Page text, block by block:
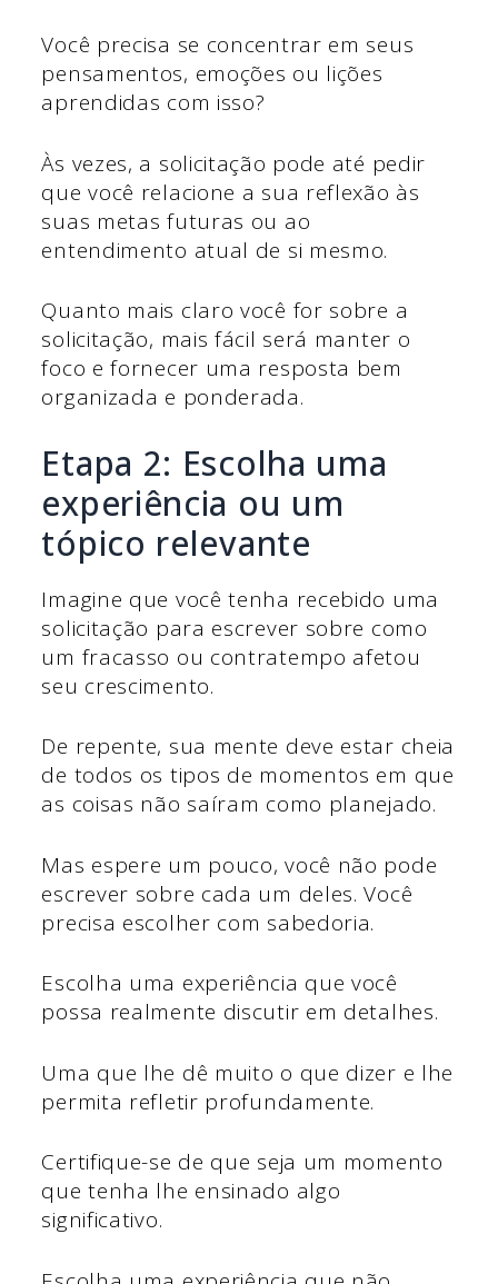
Você precisa se concentrar em seus
pensamentos, emoções ou lições
aprendidas com isso?
Às vezes, a solicitação pode até pedir
que você relacione a sua reflexão às
suas metas futuras ou ao
entendimento atual de si mesmo.
Quanto mais claro você for sobre a
solicitação, mais fácil será manter o
foco e fornecer uma resposta bem
organizada e ponderada.
Etapa 2: Escolha uma
experiência ou um
tópico relevante
Imagine que você tenha recebido uma
solicitação para escrever sobre como
um fracasso ou contratempo afetou
seu crescimento.
De repente, sua mente deve estar cheia
de todos os tipos de momentos em que
as coisas não saíram como planejado.
Mas espere um pouco, você não pode
escrever sobre cada um deles. Você
precisa escolher com sabedoria.
Escolha uma experiência que você
possa realmente discutir em detalhes.
Uma que lhe dê muito o que dizer e lhe
permita refletir profundamente.
Certifique-se de que seja um momento
que tenha lhe ensinado algo
significativo.